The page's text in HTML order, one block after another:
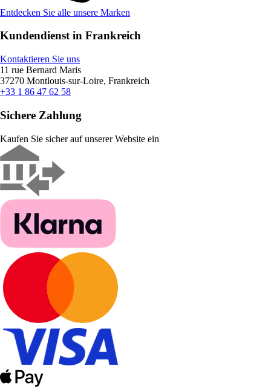
Entdecken Sie alle unsere Marken
Kundendienst in Frankreich
Kontaktieren Sie uns
11 rue Bernard Maris
37270 Montlouis-sur-Loire, Frankreich
+33 1 86 47 62 58
Sichere Zahlung
Kaufen Sie sicher auf unserer Website ein